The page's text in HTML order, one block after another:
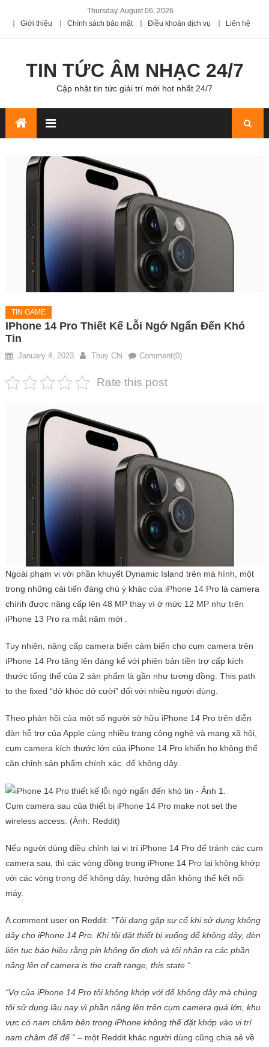
Thursday, August 06, 2026
Giới thiệu
Chính sách bảo mật Điều khoản dịch vụ Liên hệ
TIN TỨC ÂM NHẠC 24/7
Cập nhật tin tức giải trí mới hot nhất 24/7
TIN GAME
IPhone 14 Pro Thiết Kế Lỗi Ngớ Ngẩn Đến Khó
Tin
January 4, 2023 Thuy Chi Comment(0)
Rate this post
Ngoài phạm vi với phần khuyết Dynamic Island trên mà hình, một
trong những cải tiến đáng chú ý khác của iPhone 14 Pro là camera
chính được nâng cấp lên 48 MP thay vì ở mức 12 MP như trên
iPhone 13 Pro ra mắt năm mới .
Tuy nhiên, nâng cấp camera biến cảm biến cho cụm camera trên
iPhone 14 Pro tăng lên đáng kể với phiên bản tiền trợ cấp kích
thước tổng thể của 2 sản phẩm là gần như tương đồng. This path
to the fixed “dở khóc dở cười” đối với nhiều người dùng.
Theo phản hồi của một số người sở hữu iPhone 14 Pro trên diễn
đàn hỗ trợ của Apple cùng nhiều trang công nghệ và mạng xã hội,
cụm camera kích thước lớn của iPhone 14 Pro khiến họ không thể
căn chỉnh sản phẩm chính xác. đế không dây.
Cụm camera sau của thiết bị iPhone 14 Pro make not set the
wireless access. (Ảnh: Reddit)
Nếu người dùng điều chỉnh lại vị trí iPhone 14 Pro để tránh các cụm
camera sau, thì các vòng đồng trong iPhone 14 Pro lại không khớp
với các vòng trong đế không dây, hướng dẫn không thể kết nối
máy.
A comment user on Reddit: “Tôi đang gặp sự cố khi sử dụng không
dây cho iPhone 14 Pro. Khi tôi đặt thiết bị xuống đế không dây, đèn
liên tục báo hiệu rằng pin không ổn định và tôi nhận ra các phần
nâng lên of camera is the craft range, this state “.
“Vợ của iPhone 14 Pro tôi không khớp với đế không dây mà chúng
tôi sử dụng lâu nay vì phần nâng lên trên cụm camera quá lớn, khu
vực có nam châm bên trong iPhone không thể đặt khớp vào vị trí
nam châm đế đế “– một Reddit khác người dùng cũng chia sẻ về